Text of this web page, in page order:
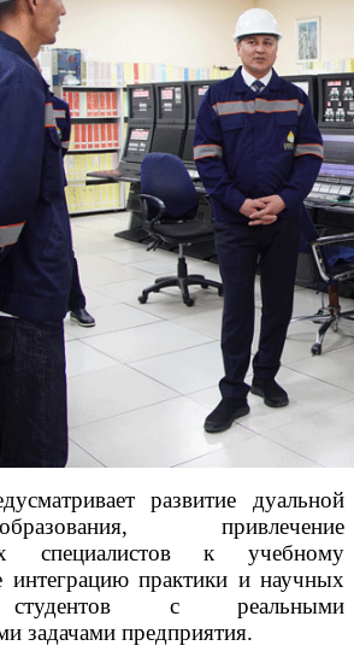
развитие дуальной
привлечение
специалистов к учебному
интеграцию практики и научных
студентов с реальными
задачами предприятия.